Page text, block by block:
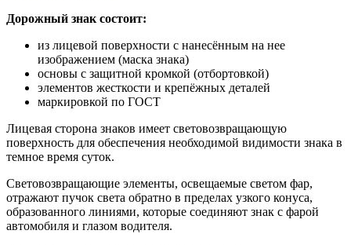
Дорожный знак состоит:
из лицевой поверхности с нанесённым на нее
изображением (маска знака)
основы с защитной кромкой (отбортовкой)
элементов жесткости и крепёжных деталей
маркировкой по ГОСТ
Лицевая сторона знаков имеет световозвращающую
поверхность для обеспечения необходимой видимости знака в
темное время суток.
Световозвращающие элементы, освещаемые светом фар,
отражают пучок света обратно в пределах узкого конуса,
образованного линиями, которые соединяют знак с фарой
автомобиля и глазом водителя.